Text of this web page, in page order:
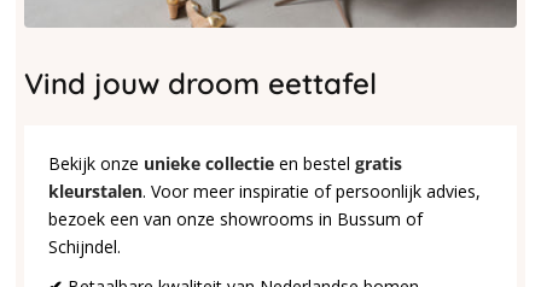
Vind jouw droom eettafel
Bekijk onze unieke collectie en bestel gratis
kleurstalen. Voor meer inspiratie of persoonlijk advies,
bezoek een van onze showrooms in Bussum of
Schijndel.